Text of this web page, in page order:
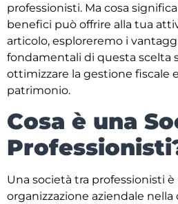
professionisti. Ma cosa
benefici può offrire alla tua
articolo, esploreremo i
fondamentali di questa scelta
ottimizzare la gestione fiscale
patrimonio.
Cosa è una
Una società tra professionisti
organizzazione aziendale